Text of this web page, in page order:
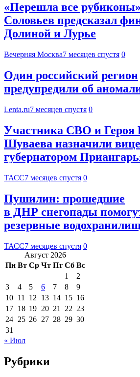
«Перешла все
Соловьев предсказал
Долиной и Лурье
Вечерняя Москва7 месяцев спустя 0
Один российский регион
предупредили об
Lenta.ru7 месяцев спустя 0
Участника СВО и Героя
Шуваева назначили
губернатором
ТАСС7 месяцев спустя 0
Пушилин: прошедшие
в ДНР снегопады
резервные
ТАСС7 месяцев спустя 0
Август 2026
Пн Вт Ср Чт Пт Сб Вс
1
2
3
4 5 6 7 8
9
10 11 12 13 14 15 16
17 18 19 20 21 22 23
24 25 26 27 28 29 30
31
« Июл
Рубрики